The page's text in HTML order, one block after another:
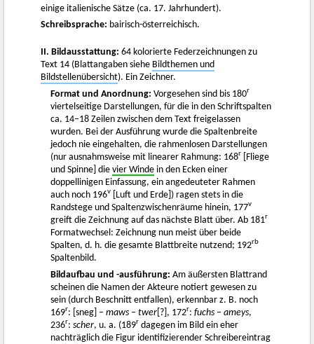
einige italienische Sätze (ca. 17. Jahrhundert).
Schreibsprache: bairisch-österreichisch.
II. Bildausstattung: 64 kolorierte Federzeichnungen zu
Text 14 (Blattangaben siehe Bildthemen und
Bildstellenübersicht). Ein Zeichner.
Format und Anordnung: Vorgesehen sind bis 180r
viertelseitige Darstellungen, für die in den Schriftspalten
ca. 14–18 Zeilen zwischen dem Text freigelassen
wurden. Bei der Ausführung wurde die Spaltenbreite
jedoch nie eingehalten, die rahmenlosen Darstellungen
(nur ausnahmsweise mit linearer Rahmung: 168r
[Fliege
und Spinne] die vier Winde in den Ecken einer
doppellinigen Einfassung, ein angedeuteter Rahmen
auch noch 196v
[Luft und Erde]) ragen stets in die
Randstege und Spaltenzwischenräume hinein, 177v
greift die Zeichnung auf das nächste Blatt über. Ab 181r
Formatwechsel: Zeichnung nun meist über beide
Spalten, d. h. die gesamte Blattbreite nutzend; 192rb
Spaltenbild.
Bildaufbau und -ausführung: Am äußersten Blattrand
scheinen die Namen der Akteure notiert gewesen zu
sein (durch Beschnitt entfallen), erkennbar z. B. noch
169r: [sneg] – maws – twer [?], 172r: fuchs – ameys,
236r: scher, u. a. (189r dagegen im Bild ein eher
nachträglich die Figur identifizierender Schreibereintrag